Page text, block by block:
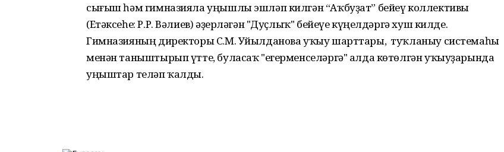
сығыш һәм гимназияла уңышлы эшләп килгән “Аҡбуҙат” бейеү коллективы
(Етәксеһе: Р.Р. Вәлиев) әҙерләгән "Дуҫлыҡ" бейеүе күңелдәргә хуш килде.
Гимназияның директоры С.М. Уйылданова уҡыу шарттары, туҡланыу системаһы
менән таныштырып үтте, буласаҡ "егерменселәргә" алда көтөлгән уҡыуҙарында
уңыштар теләп ҡалды.